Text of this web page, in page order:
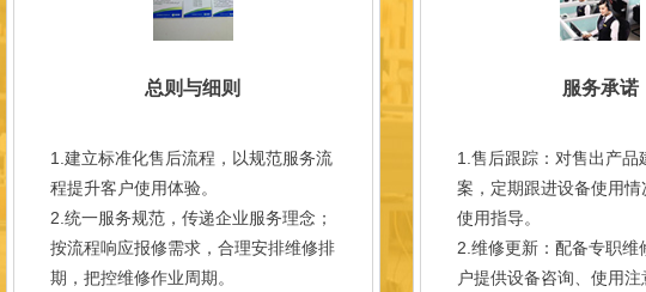
总则与细则
1.建立标准化售后流程，以规范服务流
程提升客户使用体验。
2.统一服务规范，传递企业服务理念；
按流程响应报修需求，合理安排维修排
期，把控维修作业周期。
服务承诺
1.售后跟踪：对售出产品
案，定期跟进设备使用情
使用指导。
2.维修更新：配备专职维
户提供设备咨询、使用